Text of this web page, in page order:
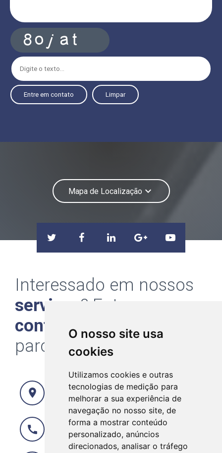
O nosso site usa
cookies
Utilizamos cookies e outras
tecnologias de medição para
melhorar a sua experiência de
navegação no nosso site, de
forma a mostrar conteúdo
personalizado, anúncios
direcionados, analisar o tráfego
Entre em contato Limpar
Mapa de Localizaçãokeyboard_arrow_down
Interessado em nossos
serviços ? Entre em
contatoe faça uma
parceria desucesso
location_on
Av. João Machado - nº 849 - sala 801 -
Centro - João Pessoa/PB - CEP: 58013-
call (83) 3578-0784